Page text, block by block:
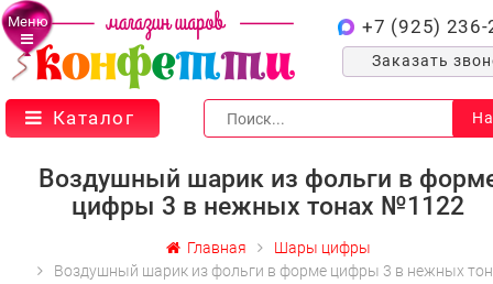
Меню +7 (925) 236-
Заказать
Каталог
Воздушный шарик из фольги в
цифры 3 в нежных тонах №1122
Главная
Шары цифры
Воздушный шарик из фольги в форме цифры 3 в нежных